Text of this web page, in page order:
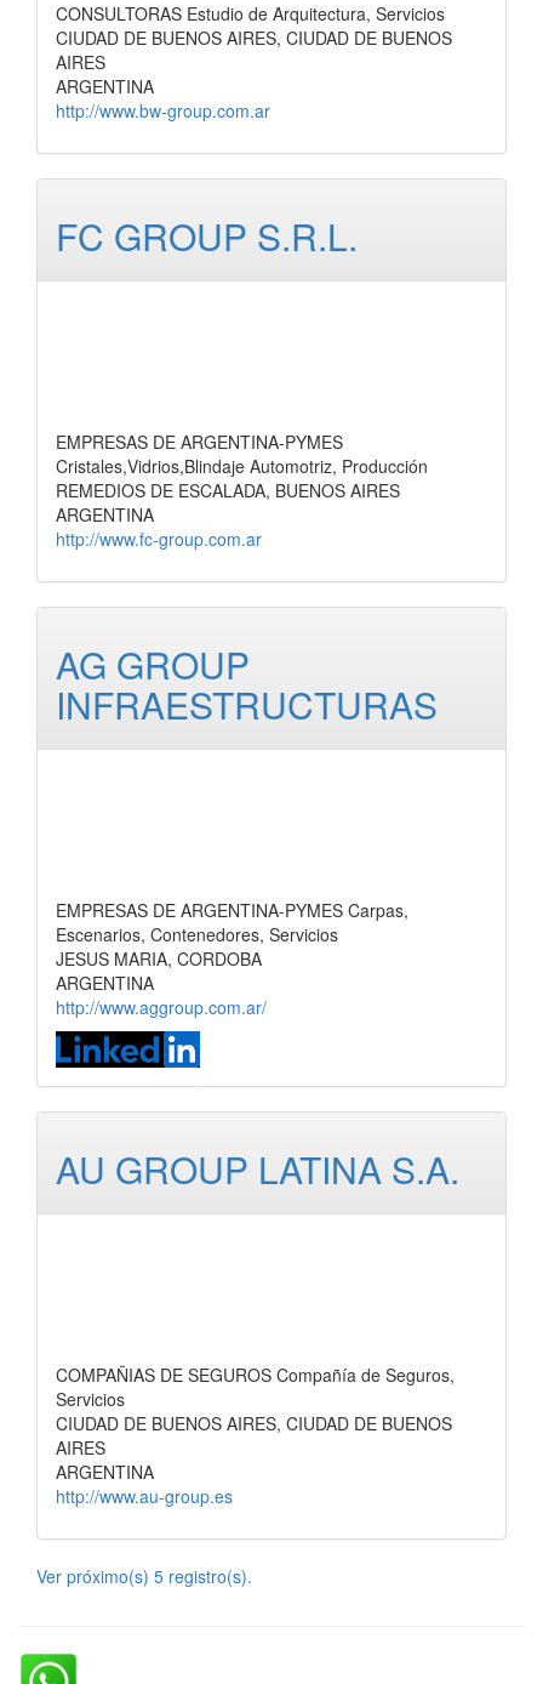
CONSULTORAS Estudio de Arquitectura, Servicios
CIUDAD DE BUENOS AIRES, CIUDAD DE BUENOS
AIRES
ARGENTINA
http://www.bw-group.com.ar
FC GROUP S.R.L.
EMPRESAS DE ARGENTINA-PYMES
Cristales,Vidrios,Blindaje Automotriz, Producción
REMEDIOS DE ESCALADA, BUENOS AIRES
ARGENTINA
http://www.fc-group.com.ar
AG GROUP
INFRAESTRUCTURAS
EMPRESAS DE ARGENTINA-PYMES Carpas,
Escenarios, Contenedores, Servicios
JESUS MARIA, CORDOBA
ARGENTINA
http://www.aggroup.com.ar/
AU GROUP LATINA S.A.
COMPAÑIAS DE SEGUROS Compañía de Seguros,
Servicios
CIUDAD DE BUENOS AIRES, CIUDAD DE BUENOS
AIRES
ARGENTINA
http://www.au-group.es
Ver próximo(s) 5 registro(s).